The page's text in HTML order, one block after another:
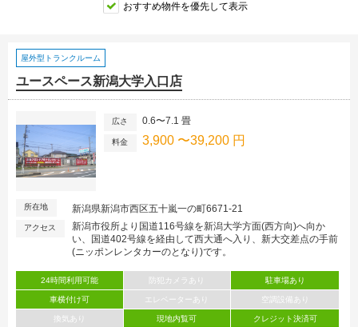
おすすめ物件を優先して表示
屋外型トランクルーム
ユースペース新潟大学入口店
広さ 0.6〜7.1 畳
料金 3,900 〜39,200 円
所在地 新潟県新潟市西区五十嵐一の町6671-21
アクセス
新潟市役所より国道116号線を新潟大学方面(西方向)へ向か
い、国道402号線を経由して西大通へ入り、新大交差点の手前
(ニッポンレンタカーのとなり)です。
24時間利用可能 防犯カメラあり 駐車場あり
車横付け可 エレベーターあり 空調設備あり
換気あり 現地内覧可 クレジット決済可